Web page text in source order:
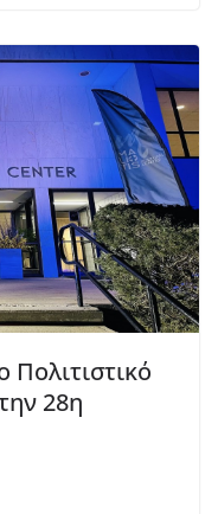
28η